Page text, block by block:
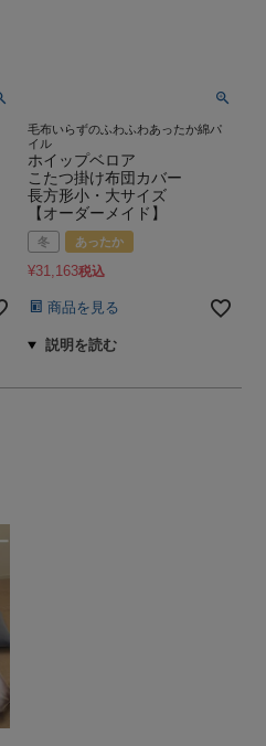
毛布いらずのふわふわあったか綿パ
イル
ホイップベロア
こたつ掛け布団カバー
長方形小・大サイズ
【オーダーメイド】
冬 あったか
¥31,163税込
商品を見る